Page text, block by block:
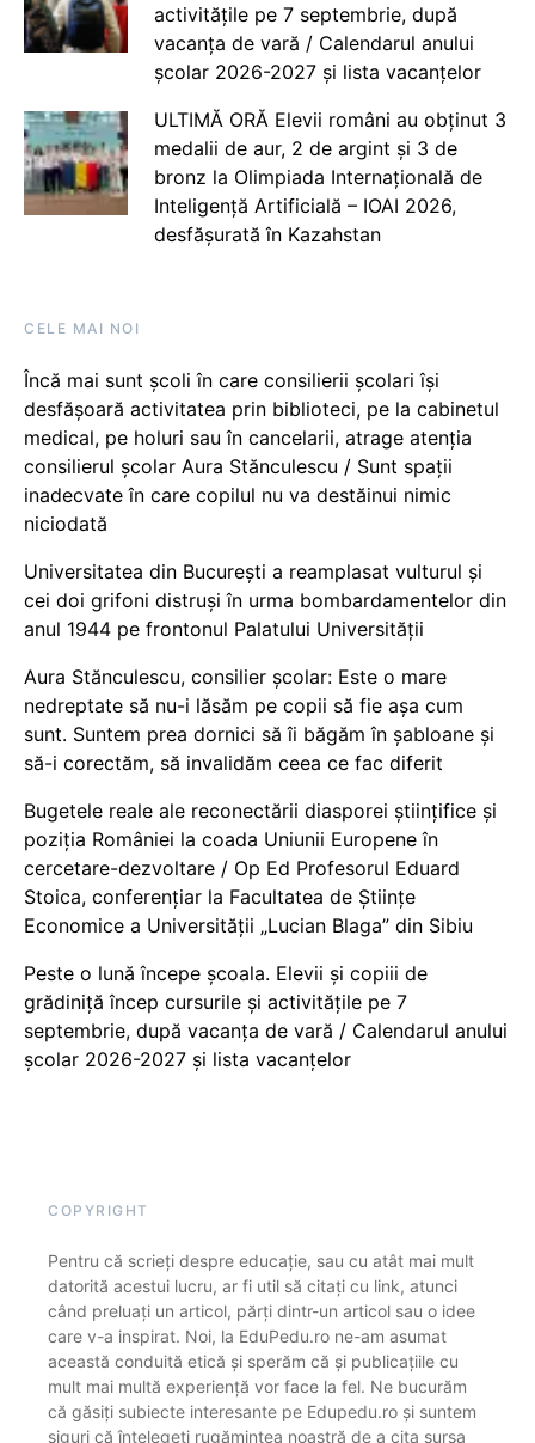
activitățile pe 7 septembrie, după
vacanța de vară / Calendarul anului
școlar 2026-2027 și lista vacanțelor
ULTIMĂ ORĂ Elevii români au obținut 3
medalii de aur, 2 de argint și 3 de
bronz la Olimpiada Internațională de
Inteligență Artificială – IOAI 2026,
desfășurată în Kazahstan
CELE MAI NOI
Încă mai sunt școli în care consilierii școlari își
desfășoară activitatea prin biblioteci, pe la cabinetul
medical, pe holuri sau în cancelarii, atrage atenția
consilierul școlar Aura Stănculescu / Sunt spații
inadecvate în care copilul nu va destăinui nimic
niciodată
Universitatea din București a reamplasat vulturul și
cei doi grifoni distruși în urma bombardamentelor din
anul 1944 pe frontonul Palatului Universității
Aura Stănculescu, consilier școlar: Este o mare
nedreptate să nu-i lăsăm pe copii să fie așa cum
sunt. Suntem prea dornici să îi băgăm în șabloane și
să-i corectăm, să invalidăm ceea ce fac diferit
Bugetele reale ale reconectării diasporei științifice și
poziția României la coada Uniunii Europene în
cercetare-dezvoltare / Op Ed Profesorul Eduard
Stoica, conferențiar la Facultatea de Științe
Economice a Universității „Lucian Blaga” din Sibiu
Peste o lună începe școala. Elevii și copiii de
grădiniță încep cursurile și activitățile pe 7
septembrie, după vacanța de vară / Calendarul anului
școlar 2026-2027 și lista vacanțelor
COPYRIGHT
Pentru că scrieți despre educație, sau cu atât mai mult
datorită acestui lucru, ar fi util să citați cu link, atunci
când preluați un articol, părți dintr-un articol sau o idee
care v-a inspirat. Noi, la EduPedu.ro ne-am asumat
această conduită etică și sperăm că și publicațiile cu
mult mai multă experiență vor face la fel. Ne bucurăm
că găsiți subiecte interesante pe Edupedu.ro și suntem
siguri că înțelegeți rugămintea noastră de a cita sursa